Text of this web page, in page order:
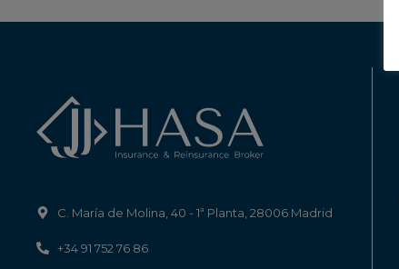
C. María de Molina, 40 - 1ª Planta, 28006 Madrid
+34 91 752 76 86